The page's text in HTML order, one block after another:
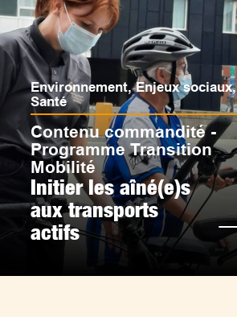
Environnement,Enjeux sociaux,
Santé
Contenu commandité -
Programme Transition
Mobilité
Initier les aîné(e)s
aux transports
actifs